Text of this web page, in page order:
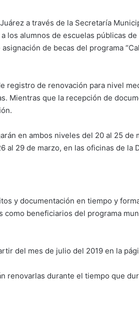
a través de la Secretaría
los alumnos de escuelas públicas
de becas del programa
registro de renovación para nivel
Mientras que la recepción de
en ambos niveles del 20 al 25 de
al 29 de marzo, en las oficinas de la
y documentación en tiempo y
beneficiarios del programa
del mes de julio del 2019 en la
renovarlas durante el tiempo que